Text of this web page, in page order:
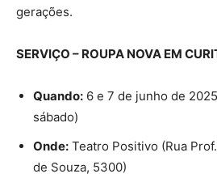
gerações.
SERVIÇO – ROUPA NOVA EM
Quando: 6 e 7 de junho de
sábado)
Onde: Teatro Positivo (Rua
de Souza, 5300)